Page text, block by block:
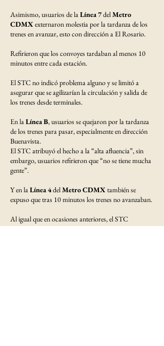
Asimismo, usuarios de laLínea 7delMetro
CDMXexternaron molestia por la tardanza de los
trenes en avanzar, esto con dirección a El Rosario.
Refirieron que los convoyes tardaban al menos 10
minutos entre cada estación.
El STC no indicó problema alguno y se limitó a
asegurar que se agilizarían la circulación y salida de
los trenes desde terminales.
En laLínea B, usuarios se quejaron por la tardanza
de los trenes para pasar, especialmente en dirección
Buenavista.
El STC atribuyó el hecho a la “alta afluencia”, sin
embargo, usuarios refirieron que “no se tiene mucha
gente”.
Y en laLínea 4delMetro CDMXtambién se
expuso que tras 10 minutos los trenes no avanzaban.
Al igual que en ocasiones anteriores, el STC
respondió que se agilizaría la circulación y salida de